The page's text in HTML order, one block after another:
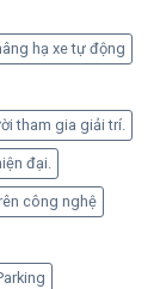
hạ xe tự động
tham gia giải trí.
đại.
công nghệ